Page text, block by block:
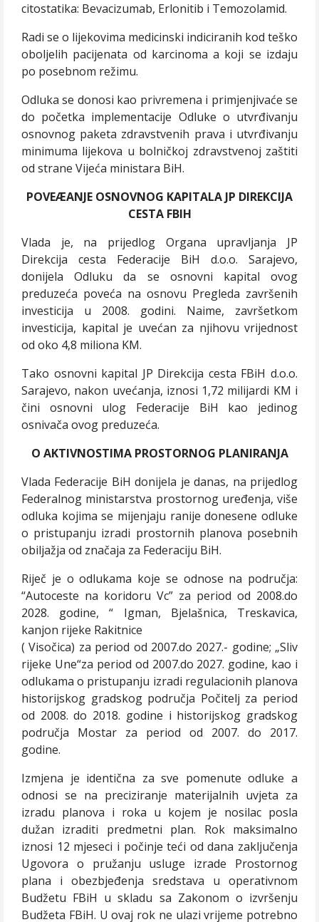
citostatika: Bevacizumab, Erlonitib i Temozolamid.
Radi se o lijekovima medicinski indiciranih kod teško
oboljelih pacijenata od karcinoma a koji se izdaju
po posebnom režimu.
Odluka se donosi kao privremena i primjenjivaće se
do početka implementacije Odluke o utvrđivanju
osnovnog paketa zdravstvenih prava i utvrđivanju
minimuma lijekova u bolničkoj zdravstvenoj zaštiti
od strane Vijeća ministara BiH.
POVEÆANJE OSNOVNOG KAPITALA JP DIREKCIJA
CESTA FBIH
Vlada je, na prijedlog Organa upravljanja JP
Direkcija cesta Federacije BiH d.o.o. Sarajevo,
donijela Odluku da se osnovni kapital ovog
preduzeća poveća na osnovu Pregleda završenih
investicija u 2008. godini. Naime, završetkom
investicija, kapital je uvećan za njihovu vrijednost
od oko 4,8 miliona KM.
Tako osnovni kapital JP Direkcija cesta FBiH d.o.o.
Sarajevo, nakon uvećanja, iznosi 1,72 milijardi KM i
čini osnovni ulog Federacije BiH kao jedinog
osnivača ovog preduzeća.
O AKTIVNOSTIMA PROSTORNOG PLANIRANJA
Vlada Federacije BiH donijela je danas, na prijedlog
Federalnog ministarstva prostornog uređenja, više
odluka kojima se mijenjaju ranije donesene odluke
o pristupanju izradi prostornih planova posebnih
obiljažja od značaja za Federaciju BiH.
Riječ je o odlukama koje se odnose na područja:
“Autoceste na koridoru Vc” za period od 2008.do
2028. godine, “ Igman, Bjelašnica, Treskavica,
kanjon rijeke Rakitnice
( Visočica) za period od 2007.do 2027.- godine; „Sliv
rijeke Une“za period od 2007.do 2027. godine, kao i
odlukama o pristupanju izradi regulacionih planova
historijskog gradskog područja Počitelj za period
od 2008. do 2018. godine i historijskog gradskog
područja Mostar za period od 2007. do 2017.
godine.
Izmjena je identična za sve pomenute odluke a
odnosi se na preciziranje materijalnih uvjeta za
izradu planova i roka u kojem je nosilac posla
dužan izraditi predmetni plan. Rok maksimalno
iznosi 12 mjeseci i počinje teći od dana zaključenja
Ugovora o pružanju usluge izrade Prostornog
plana i obezbjeđenja sredstava u operativnom
Budžetu FBiH u skladu sa Zakonom o izvršenju
Budžeta FBiH. U ovaj rok ne ulazi vrijeme potrebno